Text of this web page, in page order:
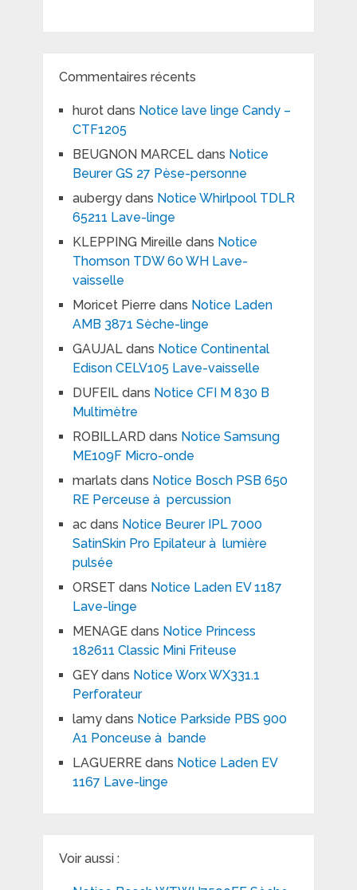
Commentaires récents
hurotdans Notice lave linge Candy –
CTF1205
BEUGNON MARCELdans Notice
Beurer GS 27 Pèse-personne
aubergydans Notice Whirlpool TDLR
65211 Lave-linge
KLEPPING Mireille dans Notice
Thomson TDW 60 WH Lave-
vaisselle
Moricet Pierre dans Notice Laden
AMB 3871 Sèche-linge
GAUJALdans Notice Continental
Edison CELV105 Lave-vaisselle
DUFEILdans Notice CFI M 830 B
Multimètre
ROBILLARD dans Notice Samsung
ME109F Micro-onde
marlats dans Notice Bosch PSB 650
RE Perceuse à percussion
acdans Notice Beurer IPL 7000
SatinSkin Pro Epilateur à lumière
pulsée
ORSET dans Notice Laden EV 1187
Lave-linge
MENAGEdans Notice Princess
182611 Classic Mini Friteuse
GEYdans Notice Worx WX331.1
Perforateur
lamydans Notice Parkside PBS 900
A1 Ponceuse à bande
LAGUERREdans Notice Laden EV
1167 Lave-linge
Voir aussi :